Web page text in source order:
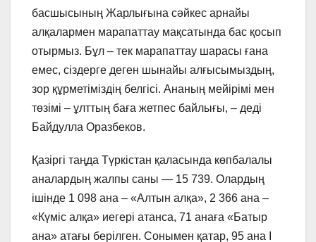
басшысының Жарлығына сәйкес арнайы
алқалармен марапаттау мақсатында бас қосып
отырмыз. Бұл – тек марапаттау шарасы ғана
емес, сіздерге деген шынайы алғысымыздың,
зор құрметіміздің белгісі. Ананың мейірімі мен
төзімі – ұлттың баға жетпес байлығы, – деді
Байдулла Оразбеков.
Қазіргі таңда Түркістан қаласында көпбалалы
аналардың жалпы саны — 15 739. Олардың
ішінде 1 098 ана – «Алтын алқа», 2 366 ана –
«Күміс алқа» иегері атанса, 71 анаға «Батыр
ана» атағы берілген. Сонымен қатар, 95 ана І